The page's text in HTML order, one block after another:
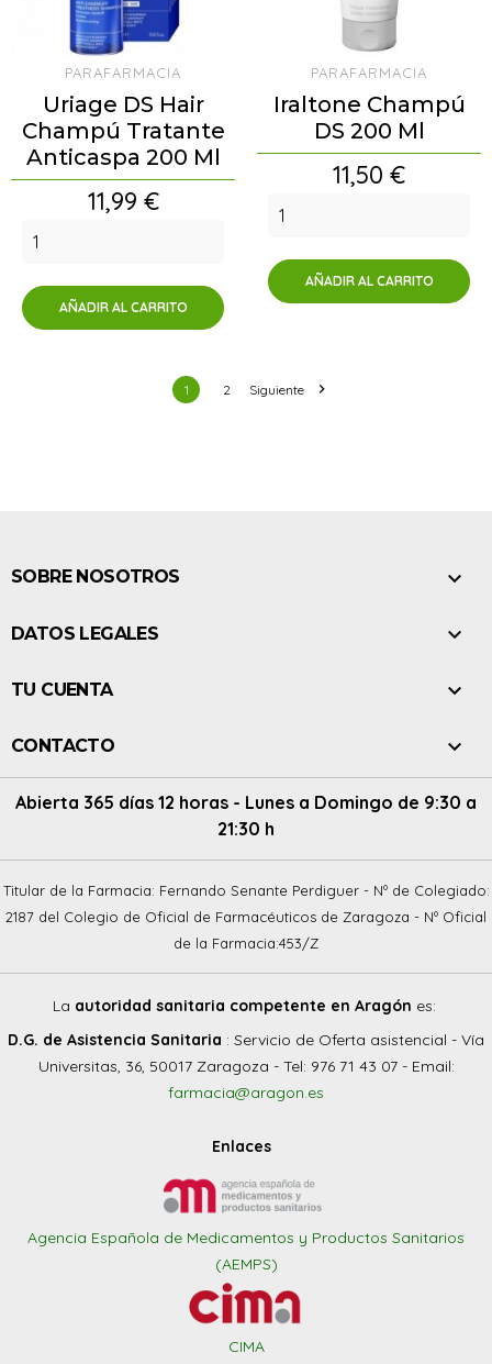
PARAFARMACIA
Uriage DS Hair
Champú Tratante
Anticaspa 200 Ml
Precio
11,99 €
AÑADIR AL CARRITO
PARAFARMACIA
Iraltone Champú
DS 200 Ml
Precio
11,50 €
AÑADIR AL CARRITO
1 2 Siguiente 
SOBRE NOSOTROS 
DATOS LEGALES 
TU CUENTA 
CONTACTO 
Abierta 365 días 12 horas - Lunes a Domingo de 9:30 a
21:30 h
Titular de la Farmacia: Fernando Senante Perdiguer - Nº de Colegiado:
2187 del Colegio de Oficial de Farmacéuticos de Zaragoza - Nº Oficial
de la Farmacia:453/Z
La autoridad sanitaria competente en Aragón es:
D.G. de Asistencia Sanitaria : Servicio de Oferta asistencial - Vía
Universitas, 36, 50017 Zaragoza - Tel: 976 71 43 07 - Email:
farmacia@aragon.es
Enlaces
Agencia Española de Medicamentos y Productos Sanitarios
(AEMPS)
CIMA